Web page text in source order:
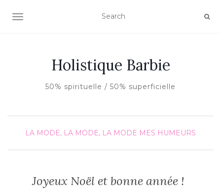
AFFICHER/MASQUER LA NAVIGATION
Holistique Barbie
50% spirituelle / 50% superficielle
LA MODE, LA MODE, LA MODE MES HUMEURS
Joyeux Noël et bonne année !